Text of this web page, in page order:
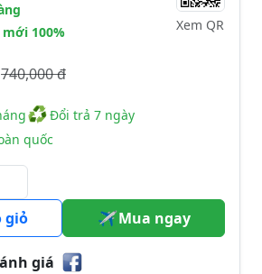
mới 100% Xem QR
740,000 đ
♻Đổi trả 7 ngày
quốc
giỏ
Mua ngay
giá